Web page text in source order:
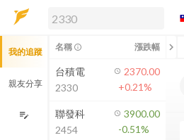
解鎖即時行情及進階功能
方案」，即可解鎖以下功能：
即時行情
即時市況與排行
成交金額熱力圖
前往方案訂閱
我的追蹤
親友分享
edit_note
名稱 info_outline 漲跌幅 chevron_left
台積電
2330
2370.00
+0.21%
聯發科
2454
3900.00
-0.51%